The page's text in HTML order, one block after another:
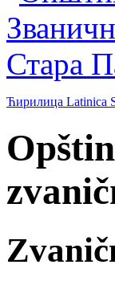
Ћирилица Latinica